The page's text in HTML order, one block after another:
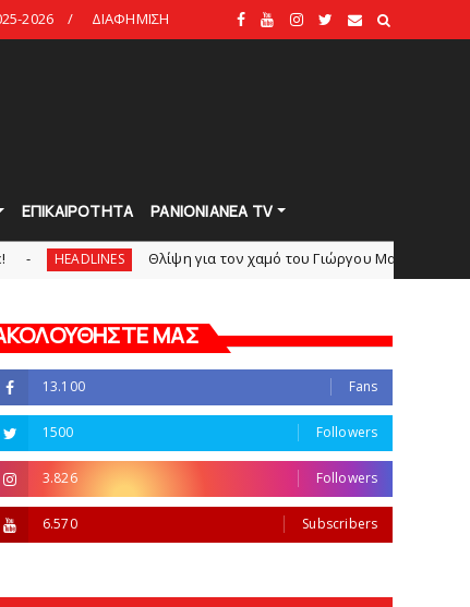
2026 ΔΙΑΦΗΜΙΣΗ
ΕΠΙΚΑΙΡΟΤΗΤΑ PANIONIANEA TV
Θλίψη για τον χαμό του Γιώργου Mαρσέλλου
ΜΑΣ
13.100 Fans
1500 Followers
3.826 Followers
6.570 Subscribers